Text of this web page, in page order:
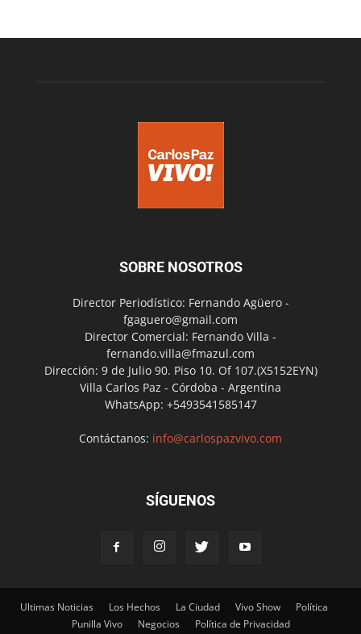
SOBRE NOSOTROS
Director Periodístico: Fernando Agüero -
fgaguero@gmail.com
Director Comercial: Fernando Villa -
fernando.villa@fmazul.com
Dirección: 9 de Julio 90. Piso 10. Of 107.(X5152EYN)
Villa Carlos Paz - Córdoba - Argentina
WhatsApp: +5493541585147
Contáctanos: info@carlospazvivo.com
SÍGUENOS
Ultimas Noticias Los Hechos La Ciudad Vivo Show
Política
Punilla Vivo
Negocios Política de Privacidad